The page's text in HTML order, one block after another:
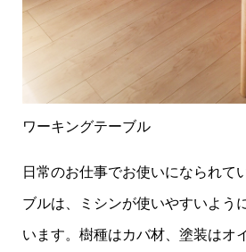
ワーキングテーブル
日常のお仕事でお使いになられて
ブルは、ミシンが使いやすいよう
います。樹種はカバ材、塗装はオ